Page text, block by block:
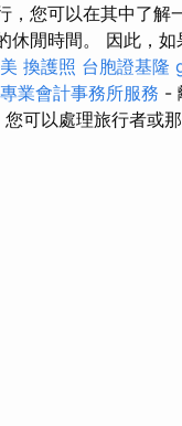
，您可以在其中了解
休閒時間。 因此，
換護照 台胞證基隆
專業會計事務所服務 -
您可以處理旅行者或